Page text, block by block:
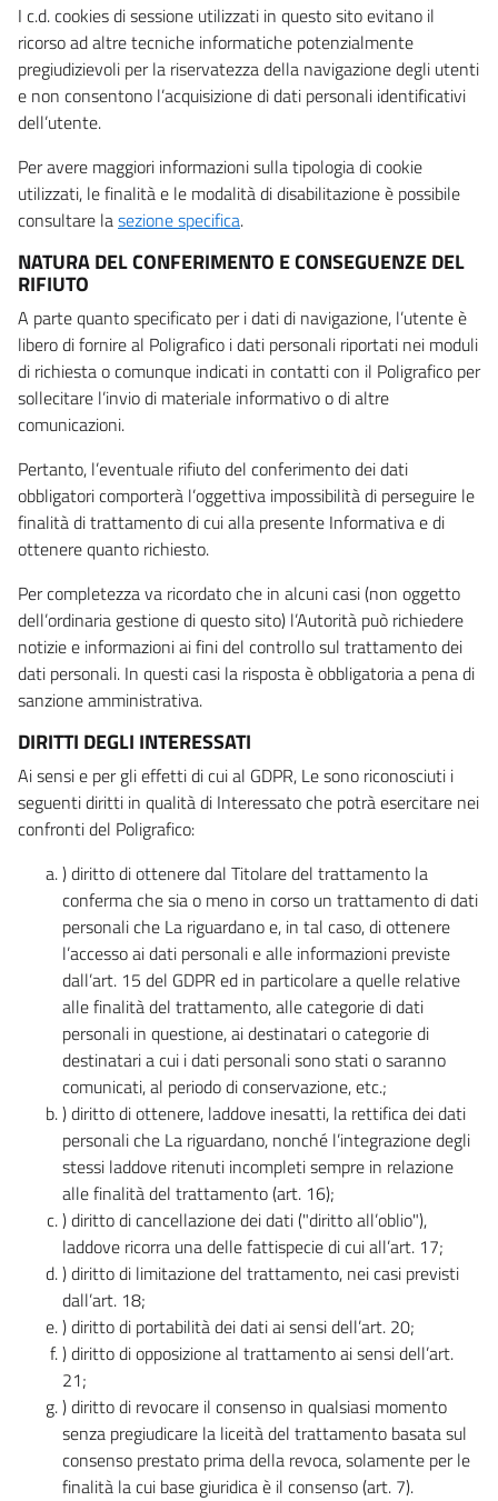
I c.d. cookies di sessione utilizzati in questo sito evitano il
ricorso ad altre tecniche informatiche potenzialmente
pregiudizievoli per la riservatezza della navigazione degli utenti
e non consentono l’acquisizione di dati personali identificativi
dell’utente.
Per avere maggiori informazioni sulla tipologia di cookie
utilizzati, le finalità e le modalità di disabilitazione è possibile
consultare lasezione specifica.
NATURA DEL CONFERIMENTO E CONSEGUENZE DEL
RIFIUTO
A parte quanto specificato per i dati di navigazione, l’utente è
libero di fornire al Poligrafico i dati personali riportati nei moduli
di richiesta o comunque indicati in contatti con il Poligrafico per
sollecitare l’invio di materiale informativo o di altre
comunicazioni.
Pertanto, l’eventuale rifiuto del conferimento dei dati
obbligatori comporterà l’oggettiva impossibilità di perseguire le
finalità di trattamento di cui alla presente Informativa e di
ottenere quanto richiesto.
Per completezza va ricordato che in alcuni casi (non oggetto
dell’ordinaria gestione di questo sito) l’Autorità può richiedere
notizie e informazioni ai fini del controllo sul trattamento dei
dati personali. In questi casi la risposta è obbligatoria a pena di
sanzione amministrativa.
DIRITTI DEGLI INTERESSATI
Ai sensi e per gli effetti di cui al GDPR, Le sono riconosciuti i
seguenti diritti in qualità di Interessato che potrà esercitare nei
confronti del Poligrafico:
) diritto di ottenere dal Titolare del trattamento la
conferma che sia o meno in corso un trattamento di dati
personali che La riguardano e, in tal caso, di ottenere
l’accesso ai dati personali e alle informazioni previste
dall’art. 15 del GDPR ed in particolare a quelle relative
alle finalità del trattamento, alle categorie di dati
personali in questione, ai destinatari o categorie di
destinatari a cui i dati personali sono stati o saranno
comunicati, al periodo di conservazione, etc.;
) diritto di ottenere, laddove inesatti, la rettifica dei dati
personali che La riguardano, nonché l’integrazione degli
stessi laddove ritenuti incompleti sempre in relazione
alle finalità del trattamento (art. 16);
) diritto di cancellazione dei dati ("diritto all’oblio"),
laddove ricorra una delle fattispecie di cui all’art. 17;
) diritto di limitazione del trattamento, nei casi previsti
dall’art. 18;
) diritto di portabilità dei dati ai sensi dell’art. 20;
) diritto di opposizione al trattamento ai sensi dell’art.
21;
) diritto di revocare il consenso in qualsiasi momento
senza pregiudicare la liceità del trattamento basata sul
consenso prestato prima della revoca, solamente per le
finalità la cui base giuridica è il consenso (art. 7).